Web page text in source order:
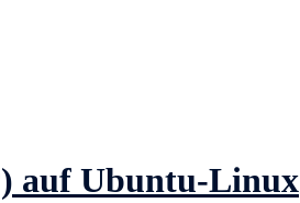
auf Ubuntu-Linux